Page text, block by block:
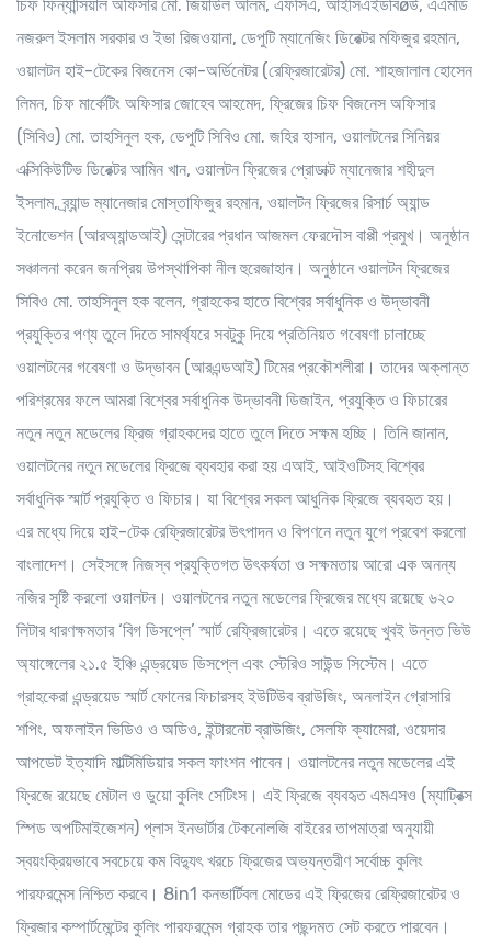
চিফ ফিন্যান্সিয়াল অফিসার মো. জিয়াউল আলম, এফসিএ, আইসিএইডবিøউ, এএমডি
নজরুল ইসলাম সরকার ও ইভা রিজওয়ানা, ডেপুটি ম্যানেজিং ডিরেক্টর মফিজুর রহমান,
ওয়ালটন হাই-টেকের বিজনেস কো-অর্ডিনেটর (রেফ্রিজারেটর) মো. শাহজালাল হোসেন
লিমন, চিফ মার্কেটিং অফিসার জোহেব আহমেদ, ফ্রিজের চিফ বিজনেস অফিসার
(সিবিও) মো. তাহসিনুল হক, ডেপুটি সিবিও মো. জহির হাসান, ওয়ালটনের সিনিয়র
এক্সিকিউটিভ ডিরেক্টর আমিন খান, ওয়ালটন ফ্রিজের প্রোডাক্ট ম্যানেজার শহীদুল
ইসলাম, ব্র্যান্ড ম্যানেজার মোস্তাফিজুর রহমান, ওয়ালটন ফ্রিজের রিসার্চ অ্যান্ড
ইনোভেশন (আরঅ্যান্ডআই) সেন্টারের প্রধান আজমল ফেরদৌস বাপ্পী প্রমুখ। অনুষ্ঠান
সঞ্চালনা করেন জনপ্রিয় উপস্থাপিকা নীল হুরেজাহান। অনুষ্ঠানে ওয়ালটন ফ্রিজের
সিবিও মো. তাহসিনুল হক বলেন, গ্রাহকের হাতে বিশ্বের সর্বাধুনিক ও উদ্ভাবনী
প্রযুক্তির পণ্য তুলে দিতে সামর্থ্যরে সবটুকু দিয়ে প্রতিনিয়ত গবেষণা চালাচ্ছে
ওয়ালটনের গবেষণা ও উদ্ভাবন (আরএন্ডআই) টিমের প্রকৌশলীরা। তাদের অক্লান্ত
পরিশ্রমের ফলে আমরা বিশ্বের সর্বাধুনিক উদ্ভাবনী ডিজাইন, প্রযুক্তি ও ফিচারের
নতুন নতুন মডেলের ফ্রিজ গ্রাহকদের হাতে তুলে দিতে সক্ষম হচ্ছি। তিনি জানান,
ওয়ালটনের নতুন মডেলের ফ্রিজে ব্যবহার করা হয় এআই, আইওটিসহ বিশ্বের
সর্বাধুনিক স্মার্ট প্রযুক্তি ও ফিচার। যা বিশ্বের সকল আধুনিক ফ্রিজে ব্যবহৃত হয়।
এর মধ্যে দিয়ে হাই-টেক রেফ্রিজারেটর উৎপাদন ও বিপণনে নতুন যুগে প্রবেশ করলো
বাংলাদেশ। সেইসঙ্গে নিজস্ব প্রযুক্তিগত উৎকর্ষতা ও সক্ষমতায় আরো এক অনন্য
নজির সৃষ্টি করলো ওয়ালটন। ওয়ালটনের নতুন মডেলের ফ্রিজের মধ্যে রয়েছে ৬২০
লিটার ধারণক্ষমতার ‘বিগ ডিসপ্লে’ স্মার্ট রেফ্রিজারেটর। এতে রয়েছে খুবই উন্নত ভিউ
অ্যাঙ্গেলের ২১.৫ ইঞ্চি এন্ড্রয়েড ডিসপ্লে এবং স্টেরিও সাউন্ড সিস্টেম। এতে
গ্রাহকেরা এন্ড্রয়েড স্মার্ট ফোনের ফিচারসহ ইউটিউব ব্রাউজিং, অনলাইন গ্রোসারি
শপিং, অফলাইন ভিডিও ও অডিও, ইন্টারনেট ব্রাউজিং, সেলফি ক্যামেরা, ওয়েদার
আপডেট ইত্যাদি মাল্টিমিডিয়ার সকল ফাংশন পাবেন। ওয়ালটনের নতুন মডেলের এই
ফ্রিজে রয়েছে মেটাল ও ডুয়ো কুলিং সেটিংস। এই ফ্রিজে ব্যবহৃত এমএসও (ম্যাট্রিক্স
স্পিড অপটিমাইজেশন) প্লাস ইনভার্টার টেকনোলজি বাইরের তাপমাত্রা অনুযায়ী
স্বয়ংক্রিয়ভাবে সবচেয়ে কম বিদ্যুৎ খরচে ফ্রিজের অভ্যন্তরীণ সর্বোচ্চ কুলিং
পারফরমেন্স নিশ্চিত করবে। 8in1 কনভার্টিবল মোডের এই ফ্রিজের রেফ্রিজারেটর ও
ফ্রিজার কম্পার্টমেন্টের কুলিং পারফরমেন্স গ্রাহক তার পছন্দমত সেট করতে পারবেন।